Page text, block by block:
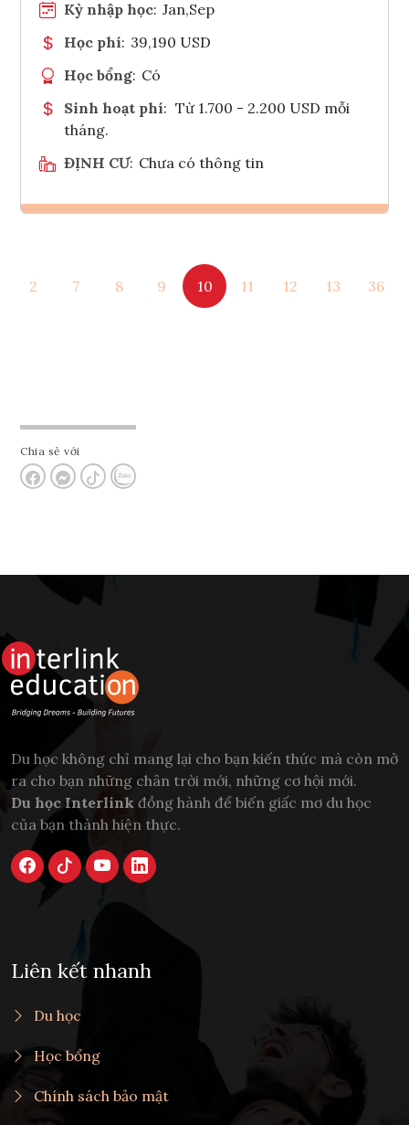
Kỳ nhập học: Jan,Sep
Học phí: 39,190 USD
Học bổng: Có
Sinh hoạt phí: Từ 1.700 - 2.200 USD mỗi
tháng.
ĐỊNH CƯ: Chưa có thông tin
Tham vấn Interlink
2 7 8 9 10 11 12 13 36
Chia sẻ với
Du học không chỉ mang lại cho bạn kiến thức mà còn mở
ra cho bạn những chân trời mới, những cơ hội mới.
Du học Interlink đồng hành để biến giấc mơ du học
của bạn thành hiện thực.
Liên kết nhanh
Du học
Học bổng
Chính sách bảo mật